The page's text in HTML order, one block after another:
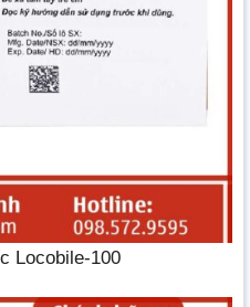
Locobile-100